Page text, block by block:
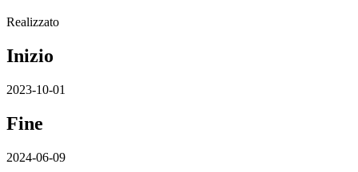
Realizzato
Inizio
2023-10-01
Fine
2024-06-09